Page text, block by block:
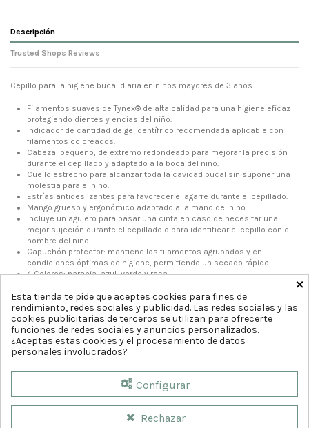
Descripción
Trusted Shops Reviews
Cepillo para la higiene bucal diaria en niños mayores de 3 años.
Filamentos suaves de Tynex® de alta calidad para una higiene eficaz
protegiendo dientes y encías del niño.
Indicador de cantidad de gel dentífrico recomendada aplicable con
filamentos coloreados.
Cabezal pequeño, de extremo redondeado para mejorar la precisión
durante el cepillado y adaptado a la boca del niño.
Cuello estrecho para alcanzar toda la cavidad bucal sin suponer una
molestia para el niño.
Estrías antideslizantes para favorecer el agarre durante el cepillado.
Mango grueso y ergonómico adaptado a la mano del niño.
Incluye un agujero para pasar una cinta en caso de necesitar una
mejor sujeción durante el cepillado o para identificar el cepillo con el
nombre del niño.
Capuchón protector: mantiene los filamentos agrupados y en
condiciones óptimas de higiene, permitiendo un secado rápido.
4 Colores: naranja, azul, verde y rosa.
×
Esta tienda te pide que aceptes cookies para fines de
rendimiento, redes sociales y publicidad. Las redes sociales y las
cookies publicitarias de terceros se utilizan para ofrecerte
funciones de redes sociales y anuncios personalizados.
¿Aceptas estas cookies y el procesamiento de datos
personales involucrados?
Configurar
Rechazar